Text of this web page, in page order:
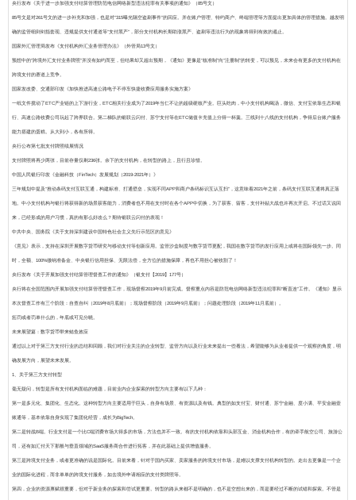
央行发布《关于进一步加强支付结算管理防范电信网络新型违法犯罪有关事项的通知》（85号文）
85号文是对261号文的进一步补充和加强，也是对“315曝光隔空盗刷事件”的回应。并在账户管理、特约商户、终端管理等方面提出更加具体的管理措施。越发明
确的监管细则剑指套现、违规提供支付通道等“支付黑产”，部分支付机构长期助涨黑产、盗刷等违法行为的现象将得到有效的遏止。
国家外汇管理局发布《支付机构外汇业务管理办法》（外管局13号文）
预想中的“跨境外汇支付业务牌照”并没有如约而至，但结果却又超出预期，《通知》更像是“核准制”向“注册制”的转变，可以预见，未来会有更多的支付机构在
跨境支付的赛道上竞争。
国家发改委、交通部印发《加快推进高速公路电子不停车快捷收费应用服务实施方案》
一纸文件搅动了ETC产业链的上下游行业，ETC相关行业成为了2019年当仁不让的超级硬核产业。巨头吃肉，中小支付机构喝汤，微信、支付宝依靠生态和银
行、高速公路收费公司玩起了跨界联合。第二梯队的银联云闪付、苏宁支付等在ETC储值卡充值上分得一杯羹。三线到十八线的支付机构，争得后台账户服务
能力搭建的蛋糕。从大到小，各有所得。
央行公布第七批支付牌照续展情况
支付牌照将再少两张，目前存量仅剩236张。余下的支付机构，在转型的路上，且行且珍惜。
中国人民银行印发《金融科技（FinTech）发展规划（2019-2021年）》
三年规划中提及“推动条码支付互联互通，构建标准、打通壁垒，实现不同APP和商户条码标识互认互扫”，这意味着2021年之前，条码支付互联互通将真正落
地。中小支付机构与银行将获得新的场景获客能力，消费者也不用在支付时在各个APP中切换，为了获客、留客，支付补贴大战也许再次开启。不过话又说回
来，已经形成的用户习惯，真的有那么好改么？期待银联云闪付的表现！
中共中央、国务院《关于支持深圳建设中国特色社会主义先行示范区的意见》
《意见》表示，支持在深圳开展数字货币研究与移动支付等创新应用。监管沙盒制度与数字货币更配，我国在数字货币的发行应用上或将在国际领先一步。同
时，全额、100%缴纳准备金、中央银行信用担保、无限法偿，全方位的措施保障，再也不用担心被收割了！
央行发布《关于开展加强支付结算管理督查工作的通知》（银支付【2019】177号）
央行将在全国范围内开展加强支付结算管理督查工作，现场督察2019年9月前完成。督察重点内容是防范电信网络新型违法犯罪和“断直连”工作。《通知》显示
本次督查工作有三个阶段：自查自纠（2019年8月底前）；现场督察阶段（2019年9月底前）；问题处理阶段（2019年11月底前）。
惩罚或者罚单什么的，年底或可见分晓。
未来展望篇：数字货币带来鲶鱼效应
通过以上对于第三方支付行业的总结和回顾，我们对行业关注的企业转型、监管方向以及行业未来提出一些看法，希望能够为从业者提供一个观察的角度，明
确发展方向，展望未来发展。
1、关于第三方支付转型
毫无疑问，转型是所有支付机构面临的难题，目前业内企业探索的转型方向主要有以下几种：
第一是多元化、集团化、生态化。 这种转型方向主要适用于巨头，自身有场景、有资源以及有钱。典型的如支付宝、财付通、苏宁金融、度小满、平安金融壹
账通等，基本依靠自身实现了集团化经营，成长为BigTech。
第二是转战B端。 行业支付是一个比C端消费市场大得多的市场，方法也并不一致。有的支付机构依靠和头部互金、消金机构合作，有的牵手航空公司、旅游公
司，还有如汇付天下那般与垂直领域的SaaS服务商合作进行拓客，并在此基础上提供增值服务。
第三是跨境支付业务，或者更准确的说是国际化。 目前来看，针对于国内买家、卖家服务的跨境支付市场，是难以支撑支付机构转型的。走出去更像是一个企
业的国际化进程，而非单单的跨境支付服务，如去境外申请相应的支付类牌照等。
第四，企业的资源禀赋很重要，但对于新业务的探索和尝试更重要。 转型的路从来都不是明确的，也不是空想出来的，而是要经过不断的试错和探索。不管是